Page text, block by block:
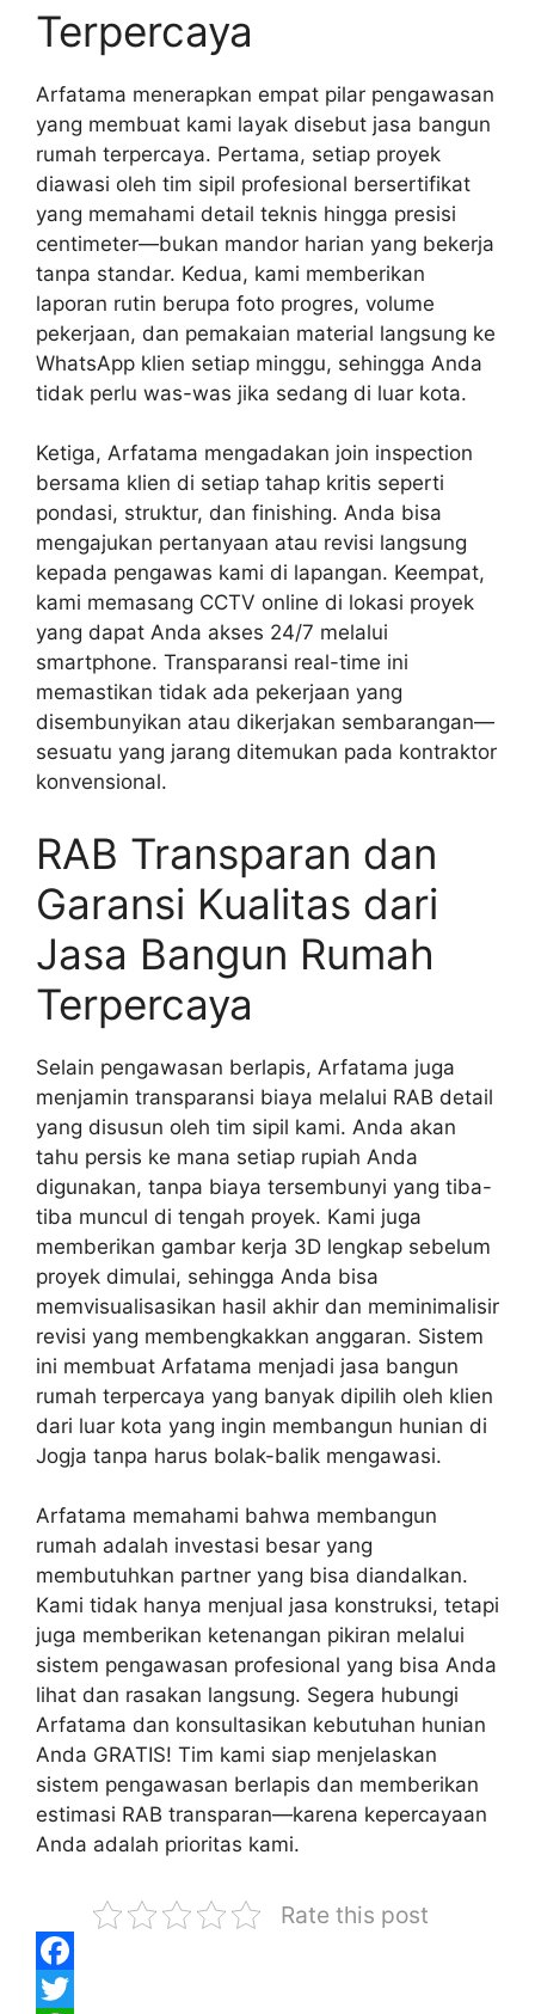
Terpercaya
Arfatama menerapkan empat pilar pengawasan
yang membuat kami layak disebut jasa bangun
rumah terpercaya. Pertama, setiap proyek
diawasi oleh tim sipil profesional bersertifikat
yang memahami detail teknis hingga presisi
centimeter—bukan mandor harian yang bekerja
tanpa standar. Kedua, kami memberikan
laporan rutin berupa foto progres, volume
pekerjaan, dan pemakaian material langsung ke
WhatsApp klien setiap minggu, sehingga Anda
tidak perlu was-was jika sedang di luar kota.
Ketiga, Arfatama mengadakan join inspection
bersama klien di setiap tahap kritis seperti
pondasi, struktur, dan finishing. Anda bisa
mengajukan pertanyaan atau revisi langsung
kepada pengawas kami di lapangan. Keempat,
kami memasang CCTV online di lokasi proyek
yang dapat Anda akses 24/7 melalui
smartphone. Transparansi real-time ini
memastikan tidak ada pekerjaan yang
disembunyikan atau dikerjakan sembarangan—
sesuatu yang jarang ditemukan pada kontraktor
konvensional.
RAB Transparan dan
Garansi Kualitas dari
Jasa Bangun Rumah
Terpercaya
Selain pengawasan berlapis, Arfatama juga
menjamin transparansi biaya melalui RAB detail
yang disusun oleh tim sipil kami. Anda akan
tahu persis ke mana setiap rupiah Anda
digunakan, tanpa biaya tersembunyi yang tiba-
tiba muncul di tengah proyek. Kami juga
memberikan gambar kerja 3D lengkap sebelum
proyek dimulai, sehingga Anda bisa
memvisualisasikan hasil akhir dan meminimalisir
revisi yang membengkakkan anggaran. Sistem
ini membuat Arfatama menjadi jasa bangun
rumah terpercaya yang banyak dipilih oleh klien
dari luar kota yang ingin membangun hunian di
Jogja tanpa harus bolak-balik mengawasi.
Arfatama memahami bahwa membangun
rumah adalah investasi besar yang
membutuhkan partner yang bisa diandalkan.
Kami tidak hanya menjual jasa konstruksi, tetapi
juga memberikan ketenangan pikiran melalui
sistem pengawasan profesional yang bisa Anda
lihat dan rasakan langsung. Segera hubungi
Arfatama dan konsultasikan kebutuhan hunian
Anda GRATIS! Tim kami siap menjelaskan
sistem pengawasan berlapis dan memberikan
estimasi RAB transparan—karena kepercayaan
Anda adalah prioritas kami.
Rate this post
F